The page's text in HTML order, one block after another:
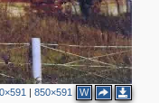
| 850×591 W